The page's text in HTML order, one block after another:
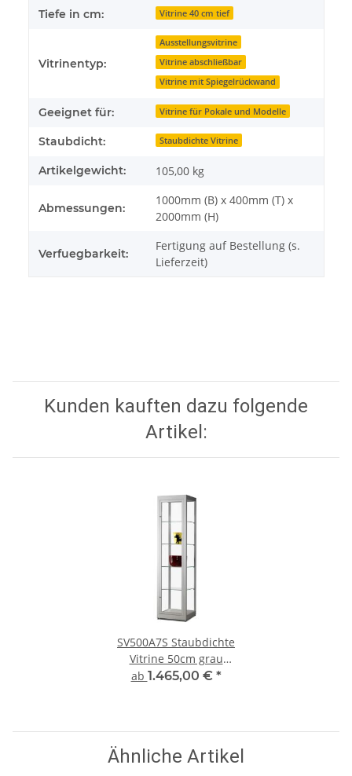
Tiefe in cm: Vitrine 40 cm tief
Vitrinentyp:
Ausstellungsvitrine
Vitrine abschließbar
Vitrine mit Spiegelrückwand
Geeignet für: Vitrine für Pokale und Modelle
Staubdicht: Staubdichte Vitrine
Artikelgewicht: 105,00 kg
Abmessungen:
1000mm (B) x 400mm (T) x
2000mm (H)
Verfuegbarkeit:
Fertigung auf Bestellung (s.
Lieferzeit)
Kunden kauften dazu folgende
Artikel:
SV500A7S Staubdichte
Vitrine 50cm grau
Ausstellungsvitrine
ab 1.465,00 € *
Ähnliche Artikel